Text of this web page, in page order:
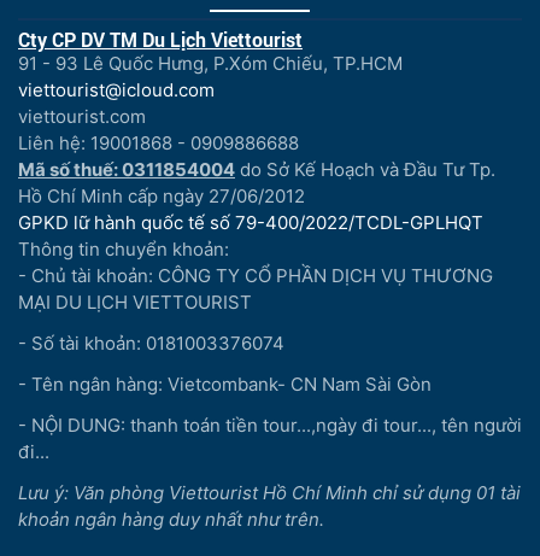
Cty CP DV TM Du Lịch Viettourist
91 - 93 Lê Quốc Hưng, P.Xóm Chiếu, TP.HCM
viettourist@icloud.com
viettourist.com
Liên hệ: 19001868 - 0909886688
Mã số thuế: 0311854004 do Sở Kế Hoạch và Đầu Tư Tp.
Hồ Chí Minh cấp ngày 27/06/2012
GPKD lữ hành quốc tế số 79-400/2022/TCDL-GPLHQT
Thông tin chuyển khoản:
- Chủ tài khoản: CÔNG TY CỔ PHẦN DỊCH VỤ THƯƠNG
MẠI DU LỊCH VIETTOURIST
- Số tài khoản: 0181003376074
- Tên ngân hàng: Vietcombank- CN Nam Sài Gòn
- NỘI DUNG: thanh toán tiền tour...,ngày đi tour..., tên người
đi...
Lưu ý: Văn phòng Viettourist Hồ Chí Minh chỉ sử dụng 01 tài
khoản ngân hàng duy nhất như trên.